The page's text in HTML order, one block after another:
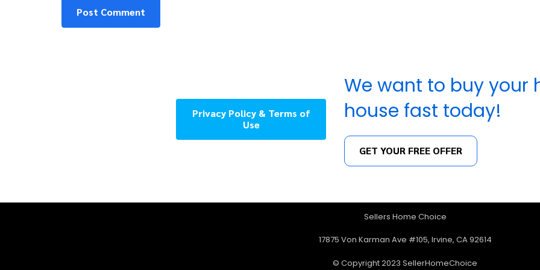
Privacy Policy & Terms of
Use
We want to buy your
house fast today!
GET YOUR FREE OFFER
Sellers Home Choice
17875 Von Karman Ave #105, Irvine, CA 92614
© Copyright 2023 SellerHomeChoice